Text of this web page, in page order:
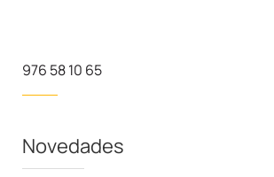
976 58 10 65
Novedades